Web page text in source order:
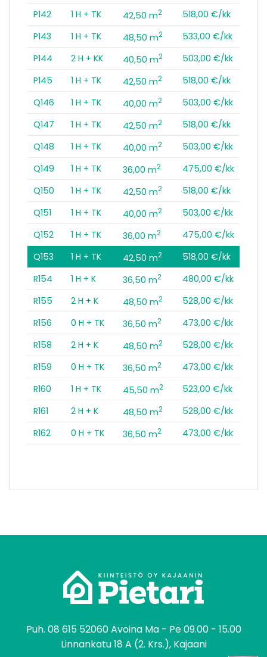
P142
1 H + TK 42,50 m2
518,00 €/kk
P143
1 H + TK 48,50 m2
533,00 €/kk
P144
2 H + KK 40,50 m2
503,00 €/kk
P145
1 H + TK 42,50 m2
518,00 €/kk
Q146
1 H + TK 40,00 m2
503,00 €/kk
Q147
1 H + TK 42,50 m2
518,00 €/kk
Q148
1 H + TK 40,00 m2
503,00 €/kk
Q149
1 H + TK 36,00 m2
475,00 €/kk
Q150
1 H + TK 42,50 m2
518,00 €/kk
Q151
1 H + TK 40,00 m2
503,00 €/kk
Q152
1 H + TK 36,00 m2
475,00 €/kk
Q153
1 H + TK 42,50 m2
518,00 €/kk
R154
1 H + K 36,50 m2
480,00 €/kk
R155
2 H + K 48,50 m2
528,00 €/kk
R156
0 H + TK 36,50 m2
473,00 €/kk
R158
2 H + K 48,50 m2
528,00 €/kk
R159
0 H + TK 36,50 m2
473,00 €/kk
R160
1 H + TK 45,50 m2
523,00 €/kk
R161
2 H + K 48,50 m2
528,00 €/kk
R162
0 H + TK 36,50 m2 473,00 €/kk
Puh. 08 615 52060Avoina Ma - Pe 09.00 - 15.00
Linnankatu 18 A (2. Krs.), Kajaani